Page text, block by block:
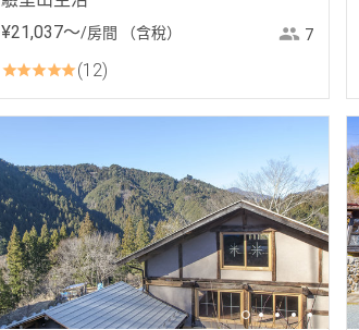
¥21,037〜/房間 （含稅） 7
12